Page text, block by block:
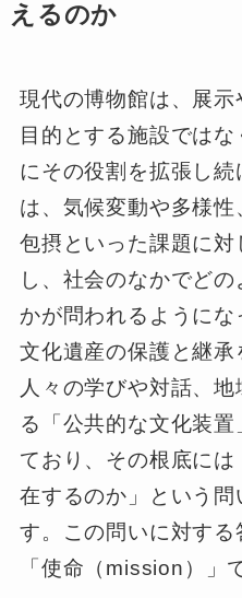
えるのか
現代の博物館は、展
目的とする施設では
にその役割を拡張し
は、気候変動や多様
包摂といった課題に
し、社会のなかでど
かが問われるように
文化遺産の保護と継承
人々の学びや対話、
る「公共的な文化装
ており、その根底に
在するのか」という問
す。この問いに対す
「使命（mission）」